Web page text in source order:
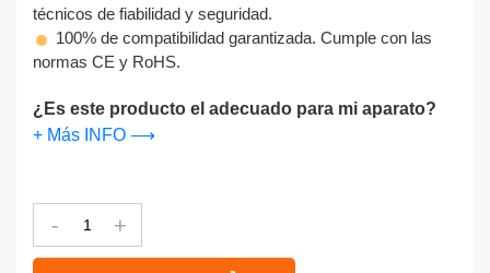
técnicos de fiabilidad y seguridad.
100% de compatibilidad garantizada. Cumple con las
normas CE y RoHS.
¿Es este producto el adecuado para mi aparato?
+ Más INFO ⟶
- +